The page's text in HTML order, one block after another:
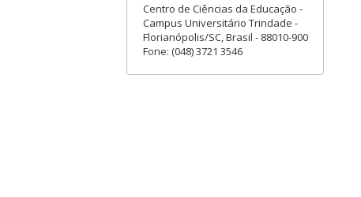
Centro de Ciências da Educação -
Campus Universitário Trindade -
Florianópolis/SC, Brasil - 88010-900
Fone: (048) 3721 3546